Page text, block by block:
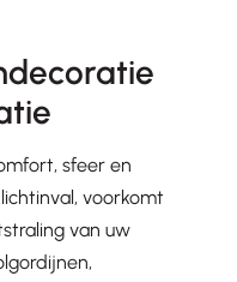
sfeer en
voorkomt
van uw